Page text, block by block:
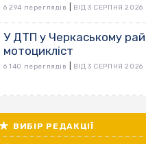
6 294 переглядів ВІД 3 СЕРПНЯ 2026
У ДТП у Черкаському
мотоцикліст
6 140 переглядів ВІД 3 СЕРПНЯ 2026
ВИБІР РЕДАКЦІЇ